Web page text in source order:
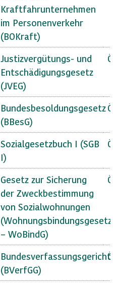
Kraftfahrunternehmen
im Personenverkehr
(BOKraft)
Justizvergütungs- und
Entschädigungsgesetz
(JVEG)
Bundesbesoldungsgesetz
(BBesG)
Sozialgesetzbuch I (SGB
I)
Gesetz zur Sicherung
der Zweckbestimmung
von Sozialwohnungen
(Wohnungsbindungsgesetz
– WoBindG)
(BVerfGG)